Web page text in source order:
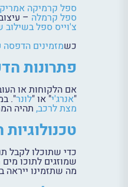
ספל קרמיקה
ספל קרמלה –
צ'וייס ספל
כשמזמינים
פתרונות
אם הלקוחות או
"אנרג'י" או "לונר".
מצת לרכב, תהיה
כדי שתוכלו לקבל
שמוזגים לתוכו
מה שתזמינו ייראה